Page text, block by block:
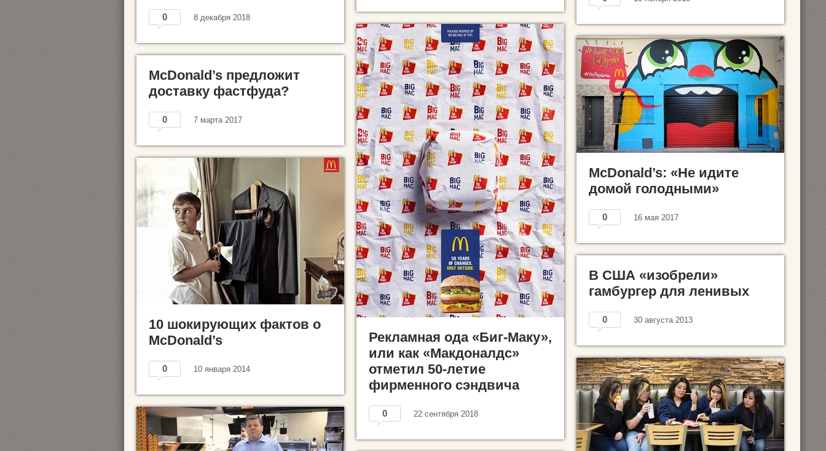
0 8 декабря 2018
Рекламная ода «Биг-Маку»,
или как «Макдоналдс»
отметил 50-летие
фирменного сэндвича
0 22 сентября 2018
McDonald’s: «Не идите
домой голодными»
0 16 мая 2017
McDonald’s предложит
доставку фастфуда?
0 7 марта 2017
10 шокирующих фактов о
McDonald’s
0 10 января 2014
В США «изобрели»
гамбургер для ленивых
0 30 августа 2013